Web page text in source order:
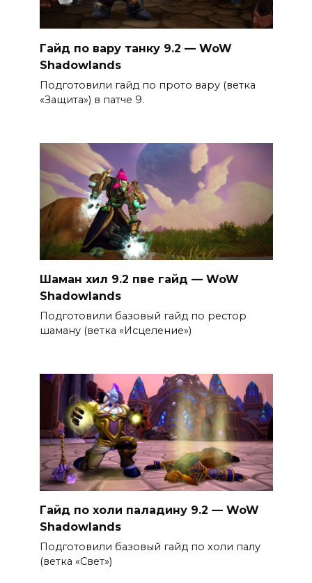
Гайд по вару танку 9.2 — WoW
Shadowlands
Подготовили гайд по прото вару (ветка
«Защита») в патче 9.
Шаман хил 9.2 пве гайд — WoW
Shadowlands
Подготовили базовый гайд по рестор
шаману (ветка «Исцеление»)
Гайд по холи паладину 9.2 — WoW
Shadowlands
Подготовили базовый гайд по холи палу
(ветка «Свет»)